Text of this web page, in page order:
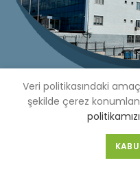
Copyright © 2020
Veri politikasındaki
şekilde çerez
politikamızı